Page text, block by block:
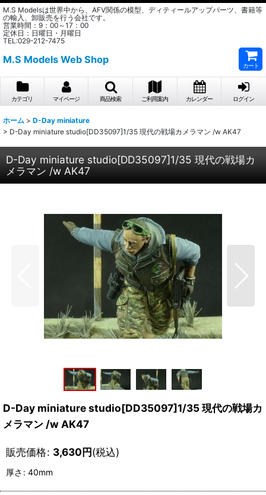
M.S Modelsは世界中から、AFV関係の模型、ディティールアップパーツ、書籍等
の輸入、卸販売を行う会社です。
営業時間：9：00～17：00
定休日：日曜日・月曜日
TEL:029-212-7475
M.S Models Web Shop
カート
カテゴリ マイページ 商品検索 ご利用案内 カレンダー ログイン
ホーム > D-Day miniature
> D-Day miniature studio[DD35097]1/35 現代の戦場カメラマン /w AK47
D-Day miniature studio[DD35097]1/35 現代の戦場カ
メラマン /w AK47
D-Day miniature studio[DD35097]1/35 現代の戦場カ
メラマン /w AK47
販売価格: 3,630円(税込)
厚さ : 40mm